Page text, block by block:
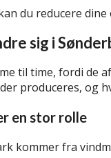
du reducere
sig i
til time, fordi de
produceres, og
en stor rolle
kommer fra